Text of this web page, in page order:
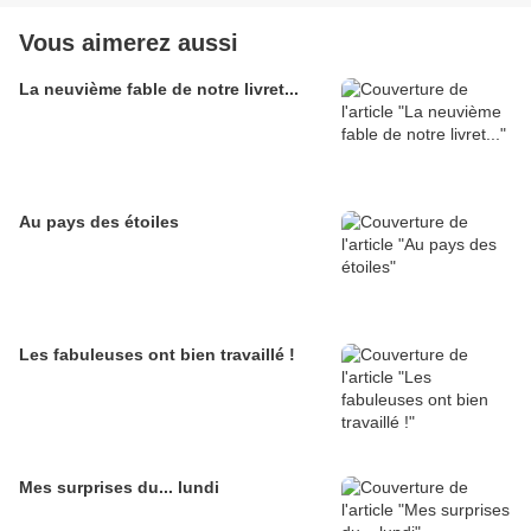
Vous aimerez aussi
La neuvième fable de notre livret...
Au pays des étoiles
Les fabuleuses ont bien travaillé !
Mes surprises du... lundi